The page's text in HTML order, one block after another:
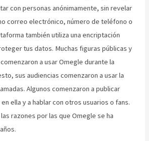
con personas anónimamente, sin revelar
correo electrónico, número de teléfono o
también utiliza una encriptación
tus datos. Muchas figuras públicas y
a usar Omegle durante la
sus audiencias comenzaron a usar la
Algunos comenzaron a publicar
ella y a hablar con otros usuarios o fans.
razones por las que Omegle se ha